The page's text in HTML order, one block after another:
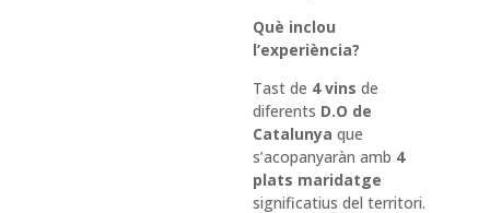
Què inclou
l’experiència?
Tast de 4 vins de
diferents D.O de
Catalunya que
s’acopanyaràn amb 4
plats maridatge
significatius del territori.